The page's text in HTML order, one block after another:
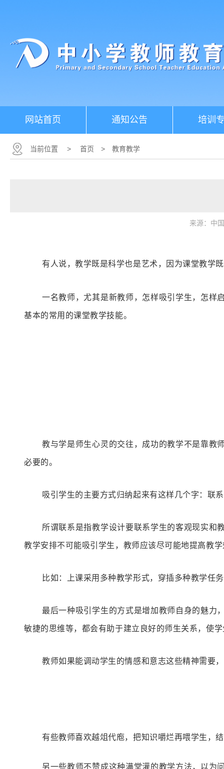
网站首页 通知公告 培训
当前位置 > 首页 > 教育教学
来源：中
有人说，教学既是科学也是艺术，因为课堂教学
一名教师，尤其是新教师，怎样吸引学生，怎样
基本的常用的课堂教学技能。
教与学是师生心灵的交往，成功的教学不是靠教
必要的。
吸引学生的主要方式归纳起来有这样几个字： 联
所谓联系是指教学设计要联系学生的客观现实和
教学安排不可能吸引学生，教师应该尽可能地提高教
比如：上课采用多种教学形式，穿插多种教学任
最后一种吸引学生的方式是增加教师自身的魅力
敏捷的思维等，都会有助于建立良好的师生关系，使
教师如果能调动学生的情感和意志这些精神需要
有些教师喜欢越俎代庖，把知识嚼烂再喂学生，
另一些教师不赞成这种满堂灌的教学方法，以为